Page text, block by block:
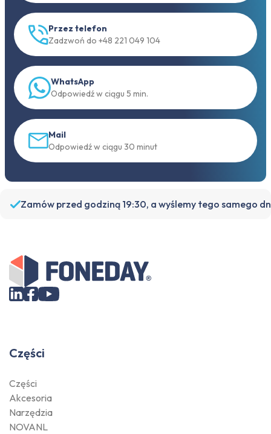
Przez telefon
Zadzwoń do +48 221 049 104
WhatsApp
Odpowiedź w ciągu 5 min.
Mail
Odpowiedź w ciągu 30 minut
Zamów przed godziną 19:30, a wyślemy tego samego
Części
Części
Akcesoria
Narzędzia
NOVANL